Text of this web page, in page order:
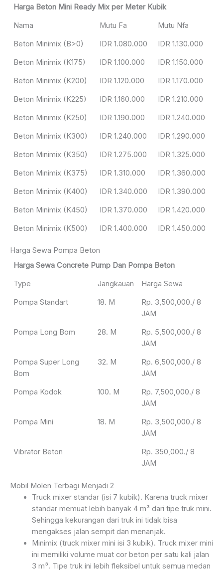
Harga Beton Mini Ready Mix per Meter Kubik
Nama Mutu Fa Mutu Nfa
Beton Minimix (B>0) IDR 1.080.000 IDR 1.130.000
Beton Minimix (K175) IDR 1.100.000 IDR 1.150.000
Beton Minimix (K200) IDR 1.120.000 IDR 1.170.000
Beton Minimix (K225) IDR 1.160.000 IDR 1.210.000
Beton Minimix (K250) IDR 1.190.000 IDR 1.240.000
Beton Minimix (K300) IDR 1.240.000 IDR 1.290.000
Beton Minimix (K350) IDR 1.275.000 IDR 1.325.000
Beton Minimix (K375) IDR 1.310.000 IDR 1.360.000
Beton Minimix (K400) IDR 1.340.000 IDR 1.390.000
Beton Minimix (K450) IDR 1.370.000 IDR 1.420.000
Beton Minimix (K500) IDR 1.400.000 IDR 1.450.000
Harga Sewa Pompa Beton
Harga Sewa Concrete Pump Dan Pompa Beton
Type Jangkauan Harga Sewa
Pompa Standart 18. M
Rp. 3,500,000./ 8
JAM
Pompa Long Bom 28. M
Rp. 5,500,000./ 8
JAM
Pompa Super Long
Bom
32. M
Rp. 6,500,000./ 8
JAM
Pompa Kodok 100. M
Rp. 7,500,000./ 8
JAM
Pompa Mini 18. M
Rp. 3,500,000./ 8
JAM
Vibrator Beton
Rp. 350,000./ 8
JAM
Mobil Molen Terbagi Menjadi 2
Truck mixer standar (isi 7 kubik). Karena truck mixer
standar memuat lebih banyak 4 m³ dari tipe truk mini.
Sehingga kekurangan dari truk ini tidak bisa
mengakses jalan sempit dan menanjak.
Minimix (truck mixer mini isi 3 kubik). Truck mixer mini
ini memiliki volume muat cor beton per satu kali jalan
3 m³. Tipe truk ini lebih fleksibel untuk semua medan